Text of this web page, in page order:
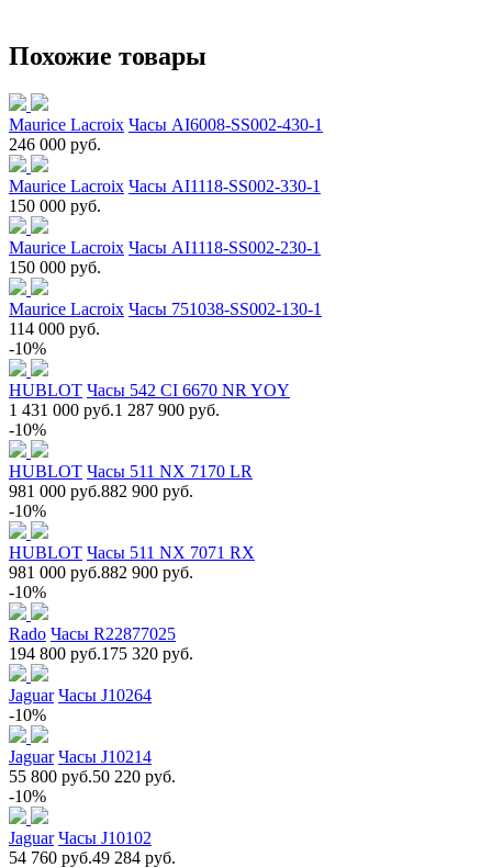
Похожие товары
Maurice Lacroix Часы AI6008-SS002-430-1
246 000 руб.
Maurice Lacroix Часы AI1118-SS002-330-1
150 000 руб.
Maurice Lacroix Часы AI1118-SS002-230-1
150 000 руб.
Maurice Lacroix Часы 751038-SS002-130-1
114 000 руб.
-10%
HUBLOT Часы 542 CI 6670 NR YOY
1 431 000 руб.1 287 900 руб.
-10%
HUBLOT Часы 511 NX 7170 LR
981 000 руб.882 900 руб.
-10%
HUBLOT Часы 511 NX 7071 RX
981 000 руб.882 900 руб.
-10%
Rado Часы R22877025
194 800 руб.175 320 руб.
Jaguar Часы J10264
-10%
Jaguar Часы J10214
55 800 руб.50 220 руб.
-10%
Jaguar Часы J10102
54 760 руб.49 284 руб.